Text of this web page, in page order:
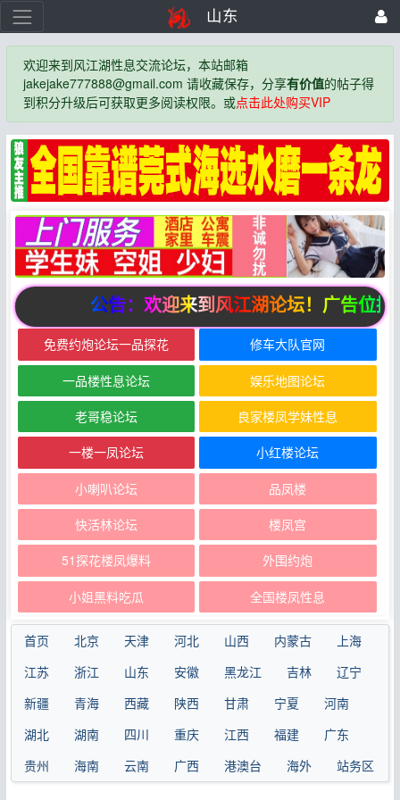
山东
欢迎来到风江湖性息交流论坛，本站邮箱
jakejake777888@gmail.com 请收藏保存，分享有价值的帖子得
到积分升级后可获取更多阅读权限。或点击此处购买VIP
公告：欢迎来到风江湖论坛！广告位招
免费约炮论坛一品探花 修车大队官网
一品楼性息论坛 娱乐地图论坛
老哥稳论坛 良家楼凤学妹性息
一楼一凤论坛 小红楼论坛
小喇叭论坛 品凤楼
快活林论坛 楼凤宫
51探花楼凤爆料 外围约炮
小姐黑料吃瓜 全国楼凤性息
首页 北京 天津 河北 山西 内蒙古
上海
江苏
浙江 山东 安徽 黑龙江 吉林
辽宁
新疆
青海 西藏 陕西 甘肃 宁夏
河南
湖北
湖南 四川 重庆 江西 福建
广东
贵州
海南 云南 广西 港澳台 海外 站务区